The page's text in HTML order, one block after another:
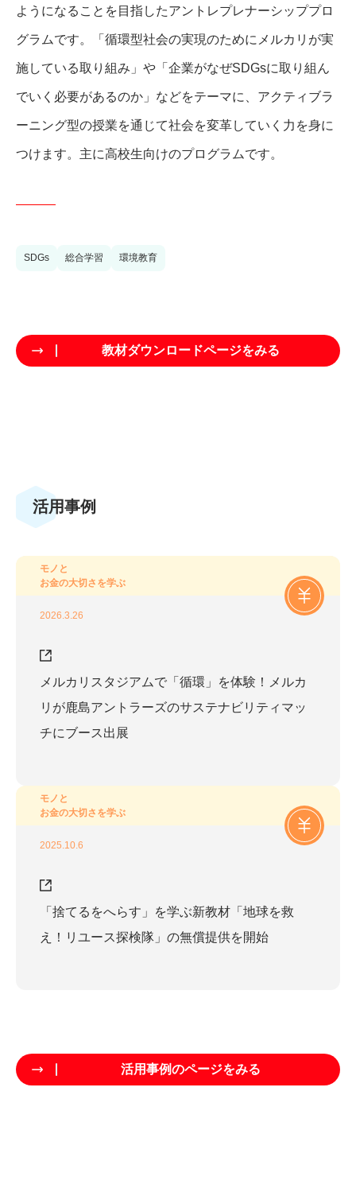
ようになることを目指したアントレプレナーシッププロ
グラムです。「循環型社会の実現のためにメルカリが実
施している取り組み」や「企業がなぜSDGsに取り組ん
でいく必要があるのか」などをテーマに、アクティブラ
ーニング型の授業を通じて社会を変革していく力を身に
つけます。主に高校生向けのプログラムです。
SDGs 総合学習 環境教育
教材ダウンロードページをみる
活用事例
モノと
お金の大切さを学ぶ
2026.3.26
メルカリスタジアムで「循環」を体験！メルカ
リが鹿島アントラーズのサステナビリティマッ
チにブース出展
モノと
お金の大切さを学ぶ
2025.10.6
「捨てるをへらす」を学ぶ新教材「地球を救
え！リユース探検隊」の無償提供を開始
活用事例のページをみる